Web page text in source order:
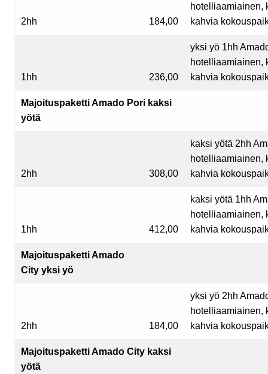
2hh 184,00
hotelliaamiainen,
kahvia
1hh 236,00
yksi yö 1hh
hotelliaamiainen,
kahvia
Majoituspaketti Amado Pori kaksi
yötä
2hh 308,00
kaksi yötä 2hh
hotelliaamiainen,
kahvia
1hh 412,00
kaksi yötä 1hh
hotelliaamiainen,
kahvia
Majoituspaketti Amado
City yksi yö
2hh 184,00
yksi yö 2hh
hotelliaamiainen,
kahvia
Majoituspaketti Amado City kaksi
yötä